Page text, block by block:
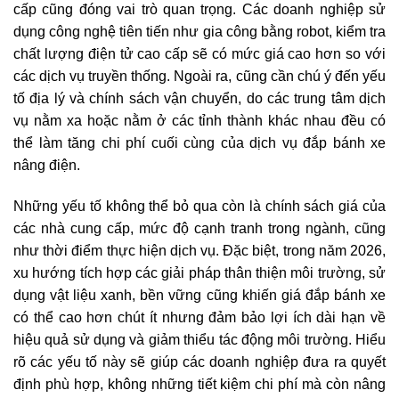
cấp cũng đóng vai trò quan trọng. Các doanh nghiệp sử
dụng công nghệ tiên tiến như gia công bằng robot, kiểm tra
chất lượng điện tử cao cấp sẽ có mức giá cao hơn so với
các dịch vụ truyền thống. Ngoài ra, cũng cần chú ý đến yếu
tố địa lý và chính sách vận chuyển, do các trung tâm dịch
vụ nằm xa hoặc nằm ở các tỉnh thành khác nhau đều có
thể làm tăng chi phí cuối cùng của dịch vụ đắp bánh xe
nâng điện.
Những yếu tố không thể bỏ qua còn là chính sách giá của
các nhà cung cấp, mức độ cạnh tranh trong ngành, cũng
như thời điểm thực hiện dịch vụ. Đặc biệt, trong năm 2026,
xu hướng tích hợp các giải pháp thân thiện môi trường, sử
dụng vật liệu xanh, bền vững cũng khiến giá đắp bánh xe
có thể cao hơn chút ít nhưng đảm bảo lợi ích dài hạn về
hiệu quả sử dụng và giảm thiểu tác động môi trường. Hiểu
rõ các yếu tố này sẽ giúp các doanh nghiệp đưa ra quyết
định phù hợp, không những tiết kiệm chi phí mà còn nâng